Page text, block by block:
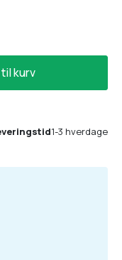
kurv
1-3 hverdage